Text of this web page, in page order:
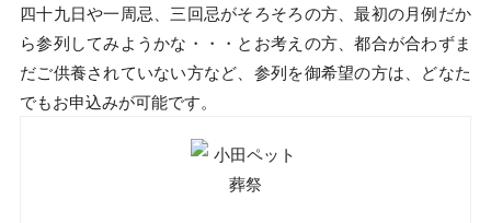
四十九日や一周忌、三回忌がそろそろの方、最初の月例だか
ら参列してみようかな・・・とお考えの方、都合が合わずま
だご供養されていない方など、参列を御希望の方は、どなた
でもお申込みが可能です。